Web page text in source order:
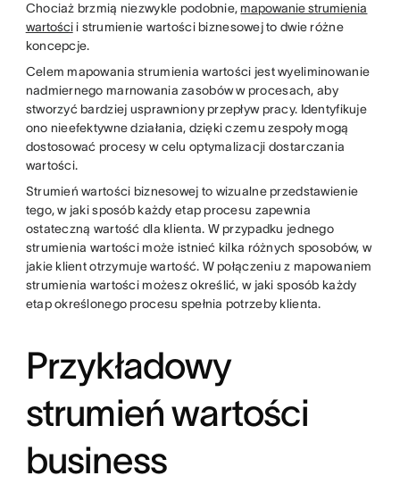
Chociaż brzmią niezwykle podobnie, mapowanie strumienia
wartościi strumienie wartości biznesowej to dwie różne
koncepcje.
Celem mapowania strumienia wartości jest wyeliminowanie
nadmiernego marnowania zasobów w procesach, aby
stworzyć bardziej usprawniony przepływ pracy. Identyfikuje
ono nieefektywne działania, dzięki czemu zespoły mogą
dostosować procesy w celu optymalizacji dostarczania
wartości.
Strumień wartości biznesowej to wizualne przedstawienie
tego, w jaki sposób każdy etap procesu zapewnia
ostateczną wartość dla klienta. W przypadku jednego
strumienia wartości może istnieć kilka różnych sposobów, w
jakie klient otrzymuje wartość. W połączeniu z mapowaniem
strumienia wartości możesz określić, w jaki sposób każdy
etap określonego procesu spełnia potrzeby klienta.
Przykładowy
strumień wartości
business